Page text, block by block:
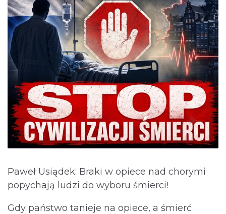
Paweł Usiądek: Braki w opiece nad chorymi
popychają ludzi do wyboru śmierci!
Gdy państwo tanieje na opiece, a śmierć